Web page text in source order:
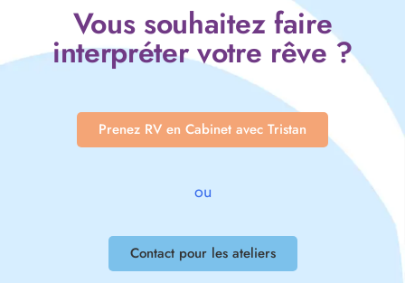
Vous souhaitez faire
interpréter votre rêve ?
Prenez RV en Cabinet avec Tristan
ou
Contact pour les ateliers